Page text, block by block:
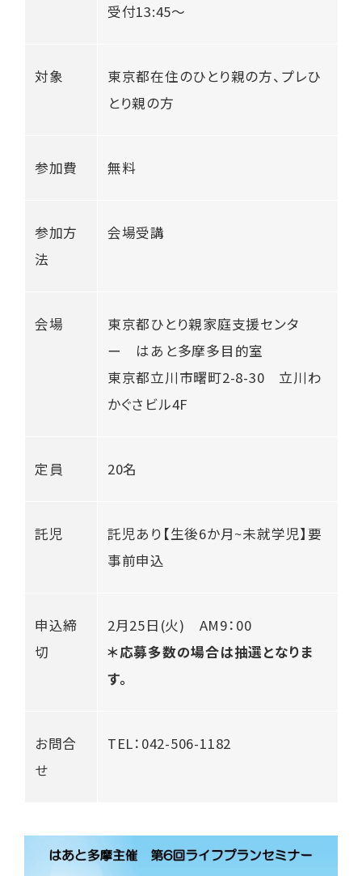
受付13:45〜
対象
東京都在住のひとり親の方、プレひ
とり親の方
参加費 無料
参加方
法
会場受講
会場
東京都ひとり親家庭支援センタ
ー はあと多摩多目的室
東京都立川市曙町2-8-30 立川わ
かぐさビル4F
定員 20名
託児
託児あり【生後6か月~未就学児】要
事前申込
申込締
切
2月25日(火) AM9：00
＊応募多数の場合は抽選となりま
す。
お問合
せ
TEL：042-506-1182